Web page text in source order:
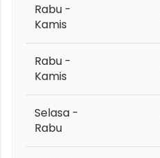
Rabu -
Kamis
Rabu -
Kamis
Selasa -
Rabu